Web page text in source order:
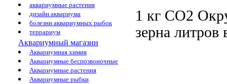
аквариумные растения
дизайн аквариума
болезни аквариумных рыбок
террариум
Аквариумный магазин
Аквариумная химия
Аквариумные беспозвоночные
Аквариумные растения
Аквариумные рыбки
1 кг СО2
зерна литров